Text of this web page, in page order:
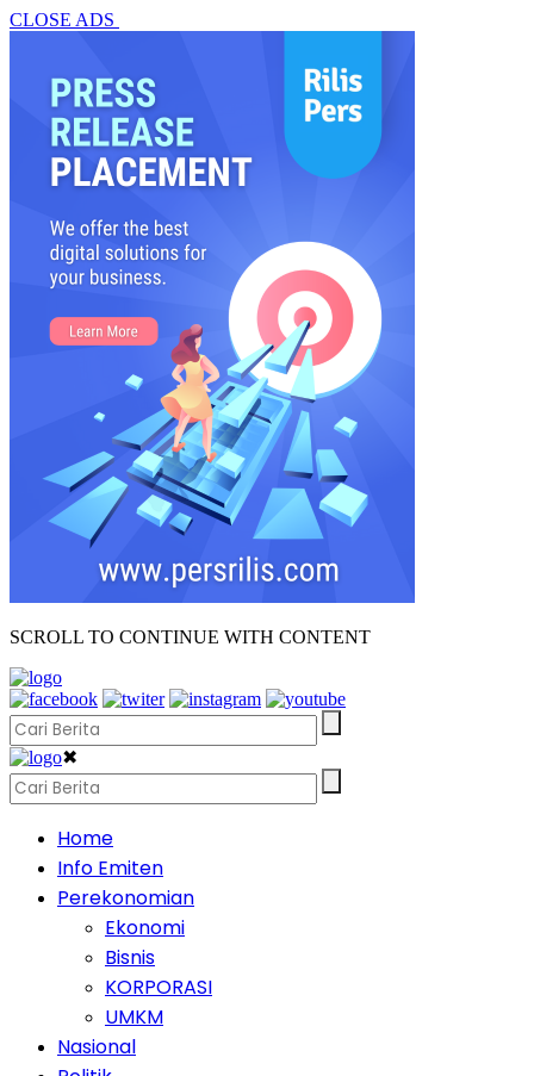
CLOSE ADS
SCROLL TO CONTINUE WITH CONTENT
✖
Home
Info Emiten
Perekonomian
Ekonomi
Bisnis
KORPORASI
UMKM
Nasional